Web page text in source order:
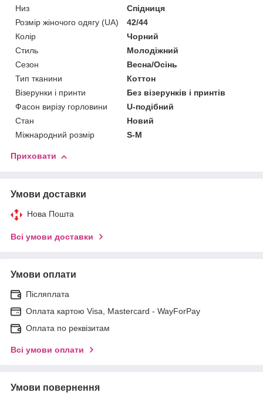
Низ
Спідниця
Розмір жіночого одягу (UA)
42/44
Колір
Чорний
Стиль
Молодіжний
Сезон
Весна/Осінь
Тип тканини
Коттон
Візерунки і принти
Без візерунків і принтів
Фасон вирізу горловини
U-подібний
Стан
Новий
Міжнародний розмір
S-M
Приховати
Умови доставки
Нова Пошта
Всі умови доставки
Умови оплати
Післяплата
Оплата картою Visa, Mastercard - WayForPay
Оплата по реквізитам
Всі умови оплати
Умови повернення